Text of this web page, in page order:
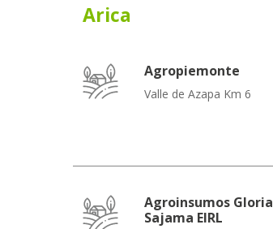
Arica
Agropiemonte
Valle de Azapa Km 6
Agroinsumos Gloria
Sajama EIRL